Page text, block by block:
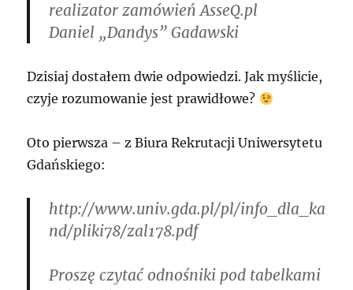
realizator zamówień AsseQ.pl
Daniel „Dandys” Gadawski
Dzisiaj dostałem dwie odpowiedzi. Jak myślicie,
czyje rozumowanie jest prawidłowe?
Oto pierwsza – z Biura Rekrutacji Uniwersytetu
Gdańskiego:
http://www.univ.gda.pl/pl/info_dla_ka
nd/pliki78/zal178.pdf
Proszę czytać odnośniki pod tabelkami